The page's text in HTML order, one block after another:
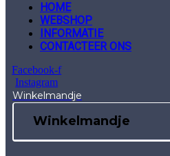
HOME
WEBSHOP
INFORMATIE
CONTACTEER ONS
Facebook-f
Instagram
Winkelmandje
Winkelmandje